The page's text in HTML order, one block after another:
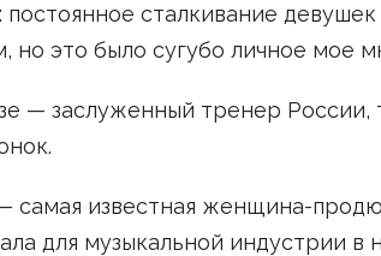
постоянное сталкивание
но это было сугубо личное мое
— заслуженный тренер России,
самая известная женщина-
для музыкальной индустрии в